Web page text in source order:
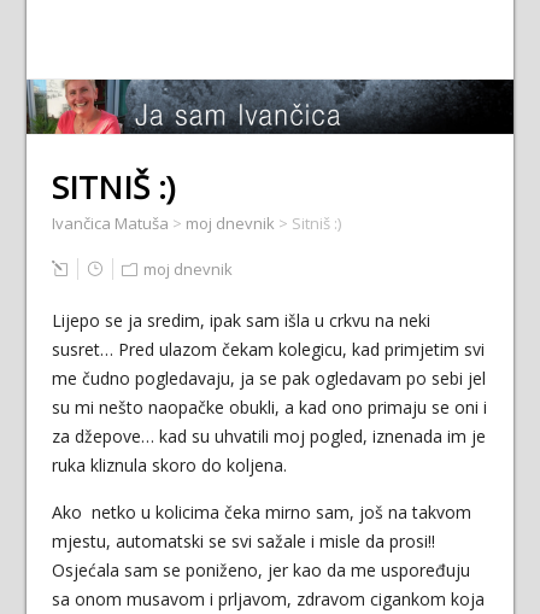
SITNIŠ :)
Ivančica Matuša > moj dnevnik > Sitniš :)
moj dnevnik
Lijepo se ja sredim, ipak sam išla u crkvu na neki
susret… Pred ulazom čekam kolegicu, kad primjetim svi
me čudno pogledavaju, ja se pak ogledavam po sebi jel
su mi nešto naopačke obukli, a kad ono primaju se oni i
za džepove… kad su uhvatili moj pogled, iznenada im je
ruka kliznula skoro do koljena.
Ako netko u kolicima čeka mirno sam, još na takvom
mjestu, automatski se svi sažale i misle da prosi!!
Osjećala sam se poniženo, jer kao da me uspoređuju
sa onom musavom i prljavom, zdravom cigankom koja